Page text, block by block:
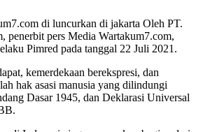
di luncurkan di jakarta Oleh PT.
penerbit pers Media Wartakum7.com,
Pimred pada tanggal 22 Juli 2021.
kemerdekaan berekspresi, dan
hak asasi manusia yang dilindungi
Dasar 1945, dan Deklarasi Universal